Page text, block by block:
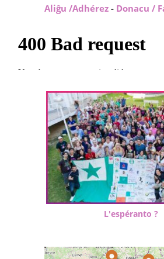
Aliĝu /Adhérez - Donacu /
L'espéranto ?